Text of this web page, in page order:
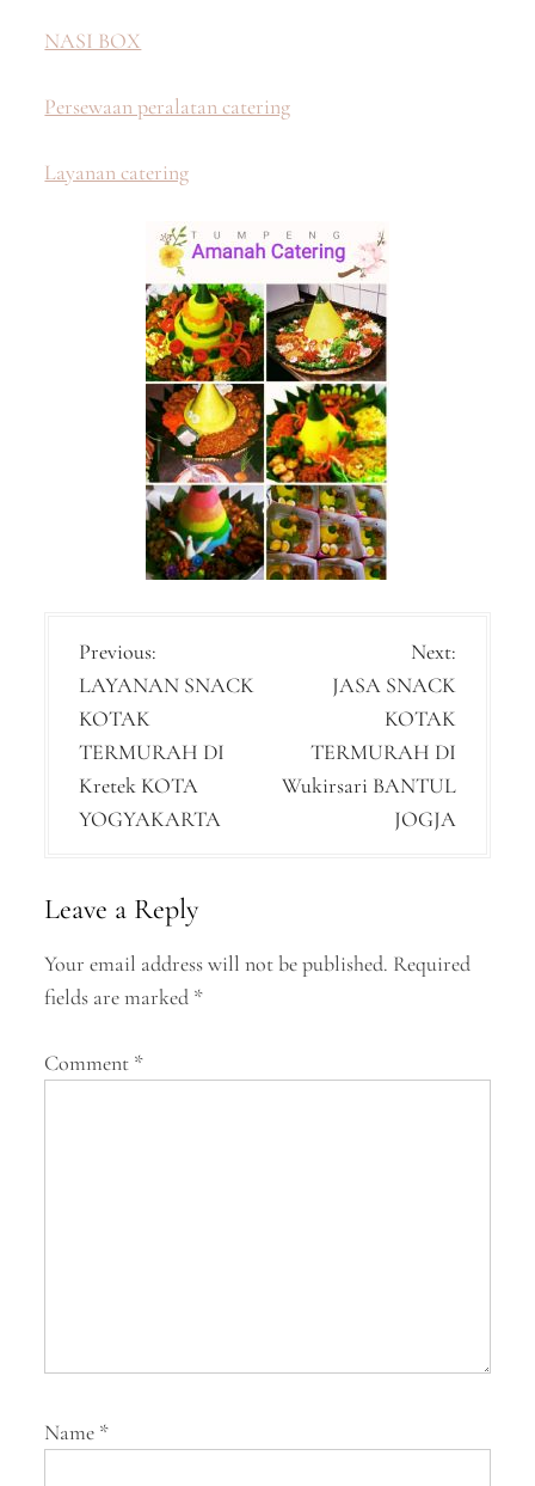
NASI BOX
Persewaan peralatan catering
Layanan catering
P
o
s
t
n
v
g
t
Previous:
LAYANAN SNACK
KOTAK
TERMURAH DI
Kretek KOTA
YOGYAKARTA
Next:
JASA SNACK
KOTAK
TERMURAH DI
Wukirsari BANTUL
JOGJA
Leave a Reply
Your email address will not be published. Required
fields are marked *
Comment *
Name *